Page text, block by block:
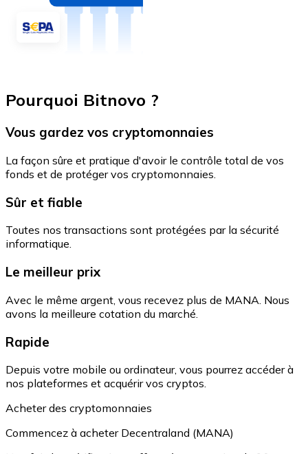
Pourquoi Bitnovo ?
Vous gardez vos cryptomonnaies
La façon sûre et pratique d'avoir le contrôle total de vos
fonds et de protéger vos cryptomonnaies.
Sûr et fiable
Toutes nos transactions sont protégées par la sécurité
informatique.
Le meilleur prix
Avec le même argent, vous recevez plus de MANA. Nous
avons la meilleure cotation du marché.
Rapide
Depuis votre mobile ou ordinateur, vous pourrez accéder à
nos plateformes et acquérir vos cryptos.
Acheter des cryptomonnaies
Commencez à acheter Decentraland (MANA)